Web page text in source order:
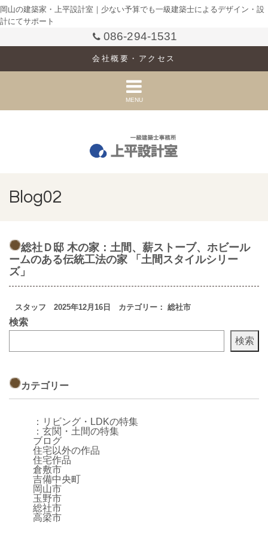
岡山の建築家・上平設計室｜少ない予算でも一級建築士によるデザイン・設
計にてサポート
086-294-1531
会社概要・アクセス
MENU
Blog02
総社Ｄ邸 木の家：土間、薪ストーブ、ホビール
ームのある伝統工法の家 「土間スタイルシリー
ズ」
スタッフ 2025年12月16日 カテゴリー： 総社市
検索
検索
カテゴリー
：リビング・LDKの特集
：玄関・土間の特集
ブログ
住宅以外の作品
住宅作品
倉敷市
吉備中央町
岡山市
玉野市
総社市
高梁市